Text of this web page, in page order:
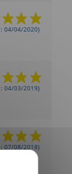
04/04/2020)
04/03/2019)
07/08/2018)